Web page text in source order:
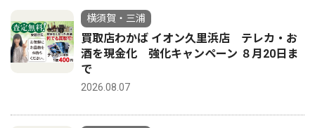
横須賀・三浦
買取店わかば イオン久里浜店 テレカ・お
酒を現金化 強化キャンペーン ８月20日ま
で
2026.08.07